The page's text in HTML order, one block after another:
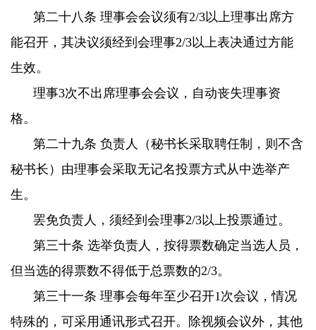
第二十八条 理事会会议须有2/3以上理事出席方
能召开，其决议须经到会理事2/3以上表决通过方能
生效。
理事3次不出席理事会会议，自动丧失理事资
格。
第二十九条 负责人（秘书长采取聘任制，则不含
秘书长）由理事会采取无记名投票方式从中选举产
生。
罢免负责人，须经到会理事2/3以上投票通过。
第三十条 选举负责人，按得票数确定当选人员，
但当选的得票数不得低于总票数的2/3。
第三十一条 理事会每年至少召开1次会议，情况
特殊的，可采用通讯形式召开。除视频会议外，其他